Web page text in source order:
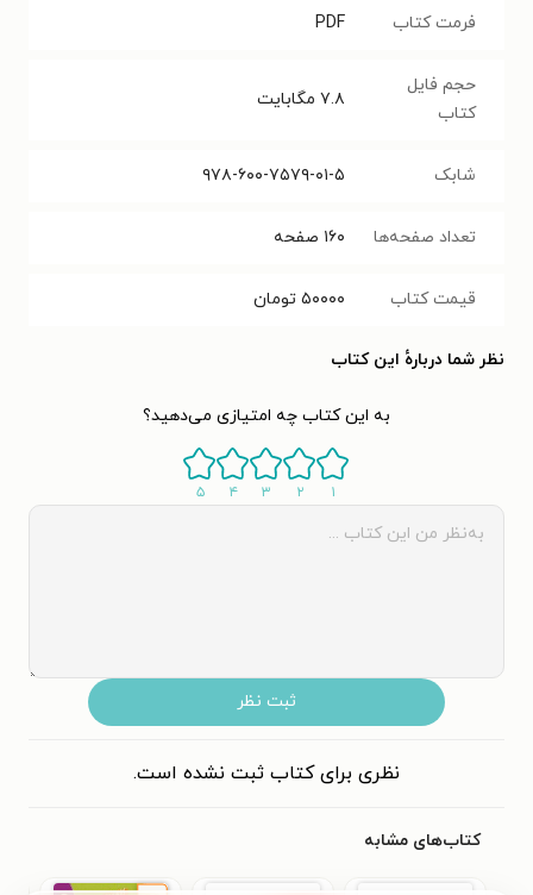
فرمت کتاب PDF
حجم فایل
کتاب
۷.۸ مگابایت
شابک ۹۷۸-۶۰۰-۷۵۷۹-۰۱-۵
تعداد صفحه‌ها ۱۶۰ صفحه
قیمت کتاب ۵۰۰۰۰ تومان
نظر شما دربارهٔ این کتاب
به این کتاب چه امتیازی می‌دهید؟
۱ ۲ ۳ ۴ ۵
ثبت نظر
نظری برای کتاب ثبت نشده است.
کتاب‌های مشابه